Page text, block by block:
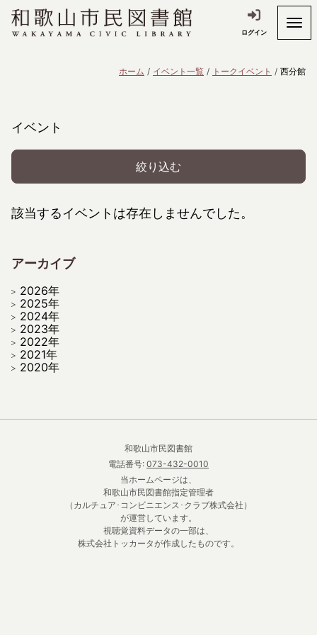
ログイン
ホーム イベント一覧 トークイベント 西分館
イベント
絞り込む
該当するイベントは存在しませんでした。
アーカイブ
2026年
2025年
2024年
2023年
2022年
2021年
2020年
和歌山市民図書館
電話番号: 073-432-0010
当ホームページは、
和歌山市民図書館指定管理者
（カルチュア･コンビニエンス･クラブ株式会社）
が運営しています。
視聴覚資料データの一部は、
株式会社トッカータが作成したものです。